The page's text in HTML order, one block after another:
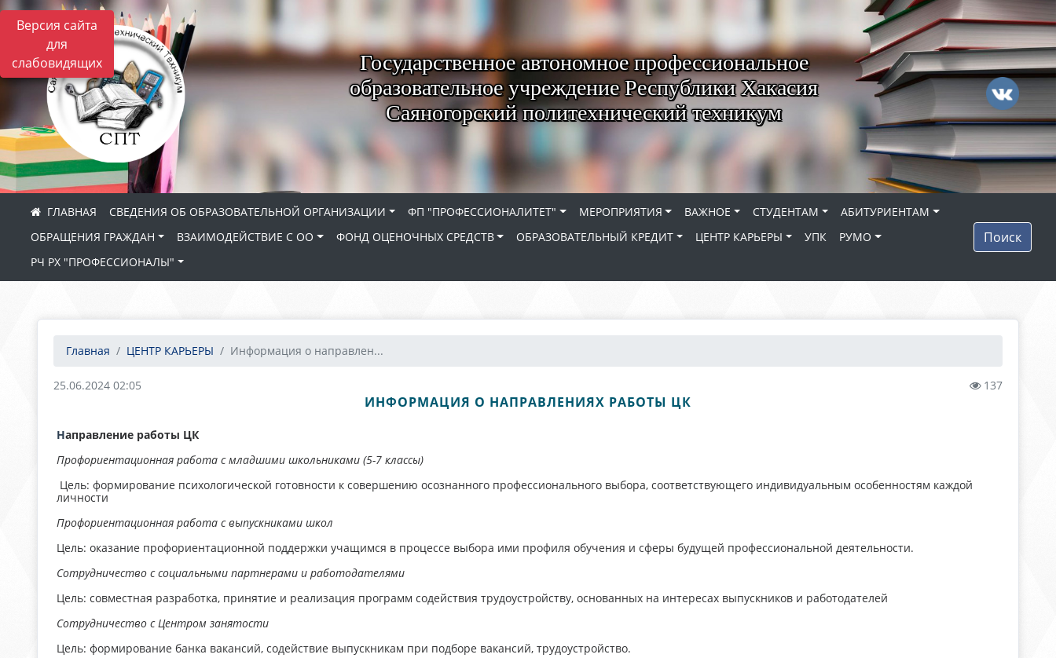
Версия сайта
для
слабовидящих
Государственное автономное профессиональное
образовательное учреждение Республики Хакасия
Саяногорский политехнический техникум
СВЕДЕНИЯ ОБ ОБРАЗОВАТЕЛЬНОЙ ОРГАНИЗАЦИИ ФП "ПРОФЕССИОНАЛИТЕТ" МЕРОПРИЯТИЯ ВАЖНОЕ СТУДЕНТАМ
АБИТУРИЕНТАМ
ОБРАЩЕНИЯ ГРАЖДАН
ВЗАИМОДЕЙСТВИЕ С ОО ФОНД ОЦЕНОЧНЫХ СРЕДСТВ ОБРАЗОВАТЕЛЬНЫЙ КРЕДИТ ЦЕНТР КАРЬЕРЫ УПК
РУМО
РЧ РХ "ПРОФЕССИОНАЛЫ"
Поиск
Главная ЦЕНТР КАРЬЕРЫ Информация о направлен...
25.06.2024 02:05 137
ИНФОРМАЦИЯ О НАПРАВЛЕНИЯХ РАБОТЫ ЦК
Направление работы ЦК
Профориентационная работа с младшими школьниками (5-7 классы)
Цель: формирование психологической готовности к совершению осознанного профессионального выбора, соответствующего индивидуальным особенностям каждой
личности
Профориентационная работа с выпускниками школ
Цель: оказание профориентационной поддержки учащимся в процессе выбора ими профиля обучения и сферы будущей профессиональной деятельности.
Сотрудничество с социальными партнерами и работодателями
Цель: совместная разработка, принятие и реализация программ содействия трудоустройству, основанных на интересах выпускников и работодателей
Сотрудничество с Центром занятости
Цель: формирование банка вакансий, содействие выпускникам при подборе вакансий, трудоустройство.